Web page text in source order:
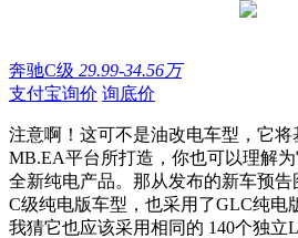
奔驰C级 29.99-34.56万
支付宝询价 询底价
注意啊！这可不是油改电车型，它
MB.EA平台所打造，你也可以理解
全新纯电产品。那从发布的新车预
C级纯电版车型，也采用了GLC纯电
我猜它也应该采用相同的 140个独立